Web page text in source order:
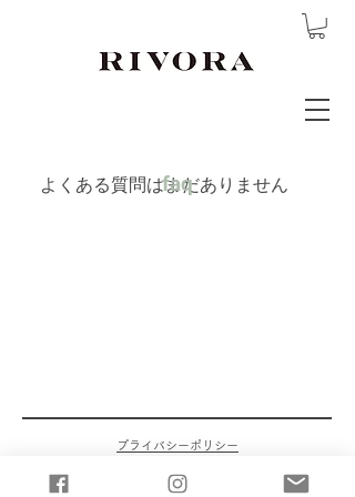
よくある質問はまだありません
faq
プライバシーポリシー
利用規約